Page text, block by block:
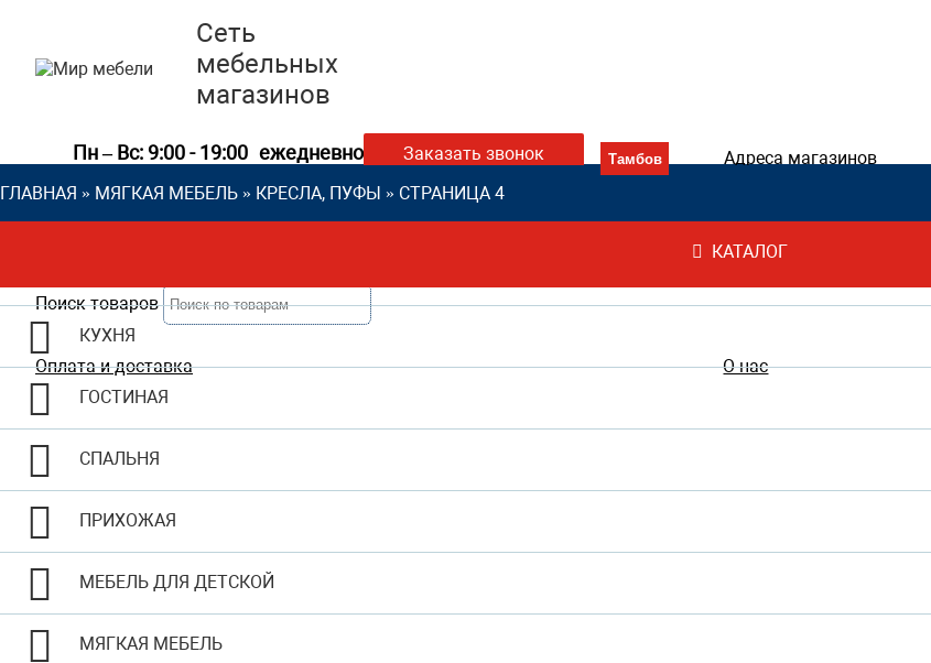
Сеть
мебельных
магазинов
Пн – Вс: 9:00 - 19:00 ежедневно Заказать звонок Адреса магазинов
Поиск товаров
Оплата и доставка О нас
ГЛАВНАЯ » МЯГКАЯ МЕБЕЛЬ » КРЕСЛА, ПУФЫ » СТРАНИЦА 4
КАТАЛОГ
КУХНЯ
ГОСТИНАЯ
СПАЛЬНЯ
ПРИХОЖАЯ
МЕБЕЛЬ ДЛЯ ДЕТСКОЙ
МЯГКАЯ МЕБЕЛЬ